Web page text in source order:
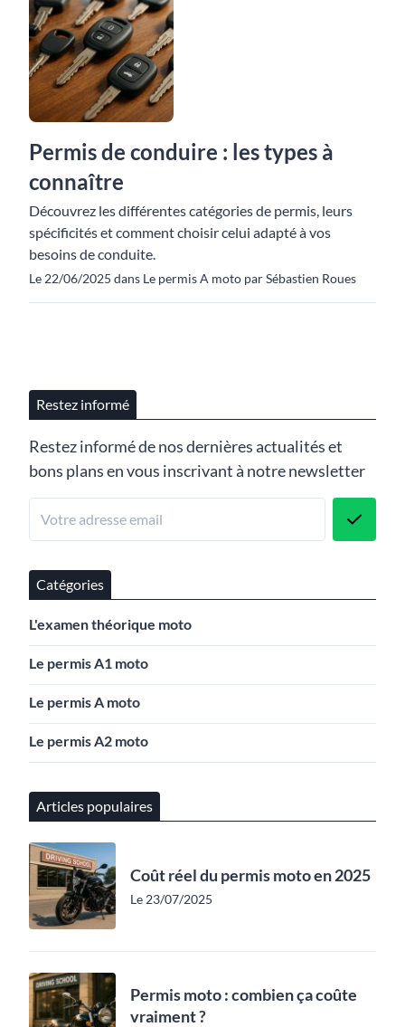
Permis de conduire : les types à
connaître
Découvrez les différentes catégories de permis, leurs
spécificités et comment choisir celui adapté à vos
besoins de conduite.
Le 22/06/2025 dans Le permis A moto par Sébastien Roues
Restez informé
Restez informé de nos dernières actualités et
bons plans en vous inscrivant à notre newsletter
Catégories
L'examen théorique moto
Le permis A1 moto
Le permis A moto
Le permis A2 moto
Articles populaires
Coût réel du permis moto en 2025
Le 23/07/2025
Permis moto : combien ça coûte
vraiment ?